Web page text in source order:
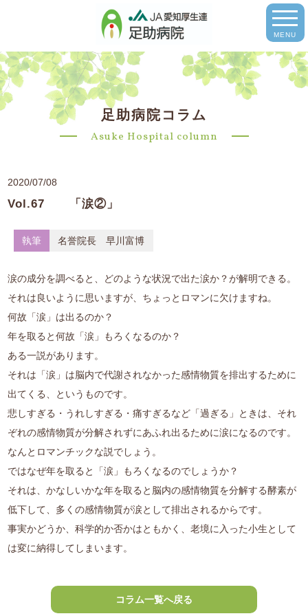
MENU
足助病院コラム
Asuke Hospital column
2020/07/08
Vol.67 「涙②」
執筆 名誉院長 早川富博
涙の成分を調べると、どのような状況で出た涙か？が解明できる。
それは良いように思いますが、ちょっとロマンに欠けますね。
何故「涙」は出るのか？
年を取ると何故「涙」もろくなるのか？
ある一説があります。
それは「涙」は脳内で代謝されなかった感情物質を排出するために
出てくる、というものです。
悲しすぎる・うれしすぎる・痛すぎるなど「過ぎる」ときは、それ
ぞれの感情物質が分解されずにあふれ出るために涙になるのです。
なんとロマンチックな説でしょう。
ではなぜ年を取ると「涙」もろくなるのでしょうか？
それは、かなしいかな年を取ると脳内の感情物質を分解する酵素が
低下して、多くの感情物質が涙として排出されるからです。
事実かどうか、科学的か否かはともかく、老境に入った小生として
は変に納得してしまいます。
コラム一覧へ戻る